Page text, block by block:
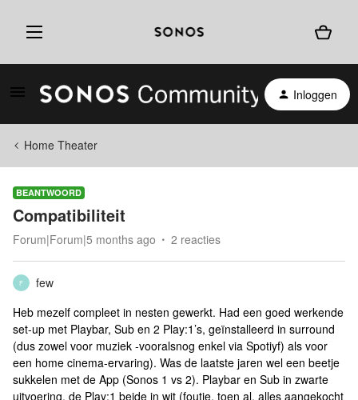
Inloggen
Home Theater
BEANTWOORD
Compatibiliteit
Forum|Forum|5 months ago 2 reacties
F
few
Heb mezelf compleet in nesten gewerkt. Had een goed werkende
set-up met Playbar, Sub en 2 Play:1’s, geïnstalleerd in surround
(dus zowel voor muziek -vooralsnog enkel via Spotiyf) als voor
een home cinema-ervaring). Was de laatste jaren wel een beetje
sukkelen met de App (Sonos 1 vs 2). Playbar en Sub in zwarte
uitvoering, de Play:1 beide in wit (foutje, toen al, alles aangekocht